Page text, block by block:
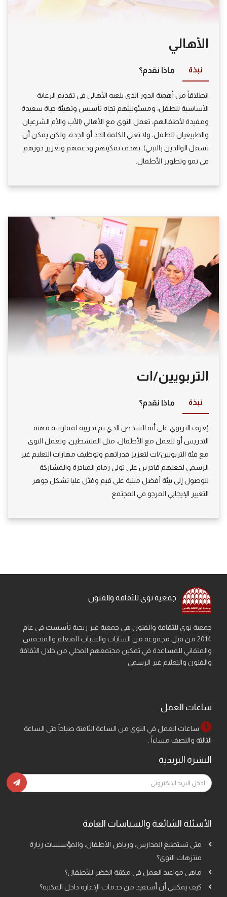
الأهالي
نبذة ماذا نقدم؟
انطلاقاً من أهمية الدور الذي يلعبه الأهالي في تقديم الرعاية
الأساسية للطفل، ومسئوليتهم تجاه تأسيس وتهيئة حياة سعيدة
ومفيدة لأطفالهم، تعمل النوى مع الأهالي (الأب والأم الشرعيان
والطبيعيان للطفل، ولا تعني الكلمة الجد أو الجدة، ولكن يمكن أن
تشمل الوالدين بالتبني). بهدف تمكينهم ودعمهم وتعزيز دورهم
في نمو وتطوير الأطفال.
التربويين/ات
نبذة ماذا نقدم؟
يُعرف التربوي على أنه الشخص الذي تم تدريبه لممارسة مهنة
التدريس أو للعمل مع الأطفال، مثل المنشطين، وتعمل النوى
مع فئة التربويين/ات لتعزيز قدراتهم وتوظيف مهارات التعليم غير
الرسمي لجعلهم قادرين على تولي زمام المبادرة والمشاركة
للوصول إلى بيئة أفضل مبنية على قيم ومُثل عليا تشكل جوهر
التغيير الإيجابي المرجو في المجتمع
جمعية نوى للثقافة والفنون
جمعية نوى للثقافة والفنون هي جمعية غير ربحية تأسست في عام
2014 من قبل مجموعة من الشابات والشباب المتعلم والمتحمس
والمتفاني للمساعدة في تمكين مجتمعهم المحلي من خلال الثقافة
والفنون والتعليم غير الرسمي
ساعات العمل
ساعات العمل في النوى من الساعة الثامنة صباحاً حتى الساعة
الثالثة والنصف مساءاً .
النشرة البريدية
الأسئلة الشائعة والسياسات العامة
متى تستطيع المدارس، ورياض الأطفال، والمؤسسات زيارة
منتزهات النوى؟
ماهي مواعيد العمل في مكتبة الخضر للأطفال؟
كيف يمكنني أن أستفيد من خدمات الإعارة داخل المكتبة؟